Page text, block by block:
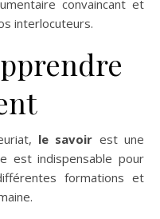
convaincant et
interlocuteurs.
le savoir est une
est indispensable pour
formations et